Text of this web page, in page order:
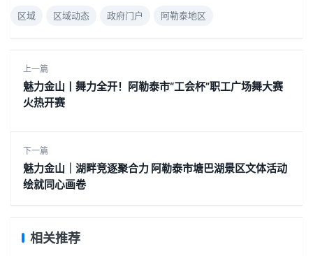
区域 区域动态 政府门户 阿勒泰地区
上一篇
魅力金山丨舞力全开！阿勒泰市“工会杯”职工广场舞大赛
火热开赛
下一篇
魅力金山｜湖畔竞逐聚合力 阿勒泰市塘巴湖景区文体活动
绘就同心画卷
相关推荐